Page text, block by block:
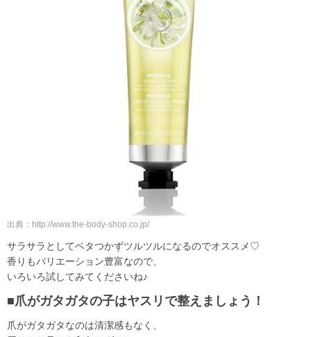
出典：http://www.the-body-shop.co.jp/
サラサラとしてベタつかずツルツルになるのでオススメ♡
香りもバリエーション豊富なので、
いろいろ試してみてくださいね♪
■爪がガタガタの子はヤスリで整えましょう！
爪がガタガタなのは清潔感もなく、